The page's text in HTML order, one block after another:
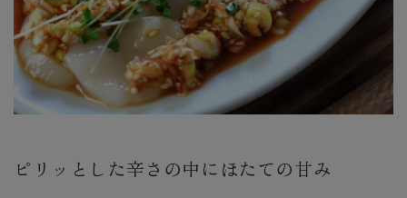
ピリッとした辛さの中にほたての甘み